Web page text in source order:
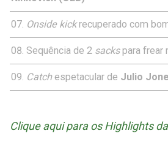
Onside kickrecuperado com
Sequência de 2 sackspara frear
Catchespetacular de Julio
Clique aqui para os Highlights